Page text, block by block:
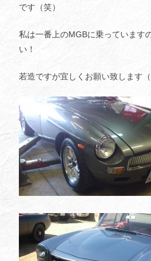
です（笑）
私は一番上のMGBに乗っています
い！
若造ですが宜しくお願い致します（